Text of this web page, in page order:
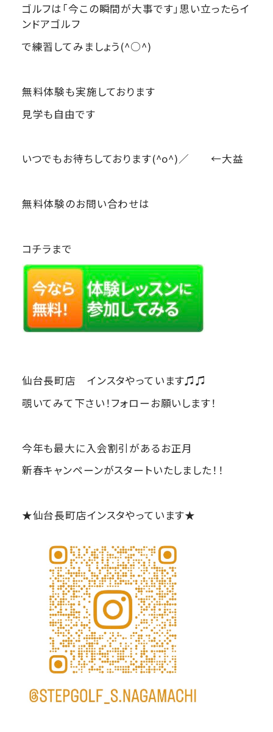
ゴルフは「今この瞬間が大事です」思い立ったらイ
ンドアゴルフ
で練習してみましょう(^○^)
無料体験も実施しております
見学も自由です
いつでもお待ちしております(^o^)／ ←大益
無料体験のお問い合わせは
コチラまで
仙台長町店 インスタやっています♫♫
覗いてみて下さい！フォローお願いします！
今年も最大に入会割引があるお正月
新春キャンペーンがスタートいたしました！！
★仙台長町店インスタやっています★